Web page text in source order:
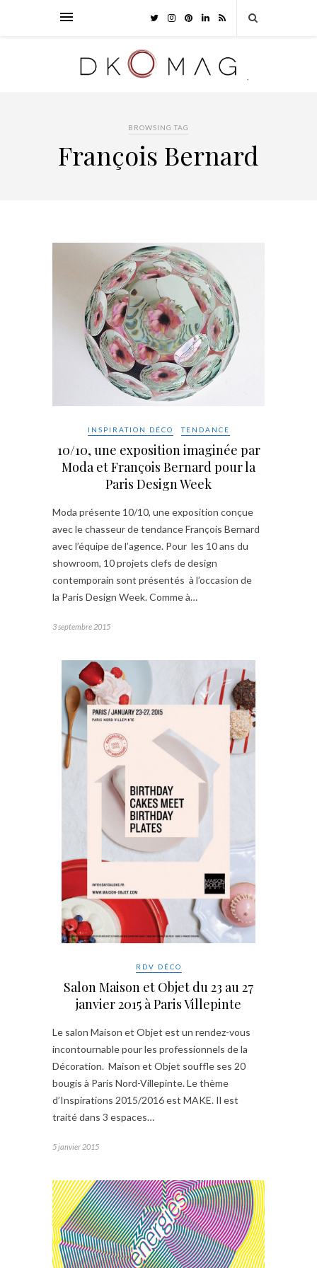
BROWSING TAG
François Bernard
INSPIRATION DÉCO TENDANCE
10/10, une exposition imaginée par
Moda et François Bernard pour la
Paris Design Week
Moda présente 10/10, une exposition conçue
avec le chasseur de tendance François Bernard
avec l’équipe de l’agence. Pour les 10 ans du
showroom, 10 projets clefs de design
contemporain sont présentés à l’occasion de
la Paris Design Week. Comme à…
3 septembre 2015
RDV DÉCO
Salon Maison et Objet du 23 au 27
janvier 2015 à Paris Villepinte
Le salon Maison et Objet est un rendez-vous
incontournable pour les professionnels de la
Décoration. Maison et Objet souffle ses 20
bougis à Paris Nord-Villepinte. Le thème
d’Inspirations 2015/2016 est MAKE. Il est
traité dans 3 espaces…
5 janvier 2015